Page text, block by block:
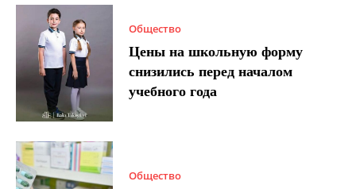
Общество
Цены на школьную форму
снизились перед началом
учебного года
Общество